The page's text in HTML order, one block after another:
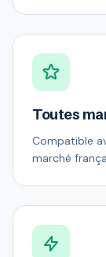
Toutes
Compatible
marché